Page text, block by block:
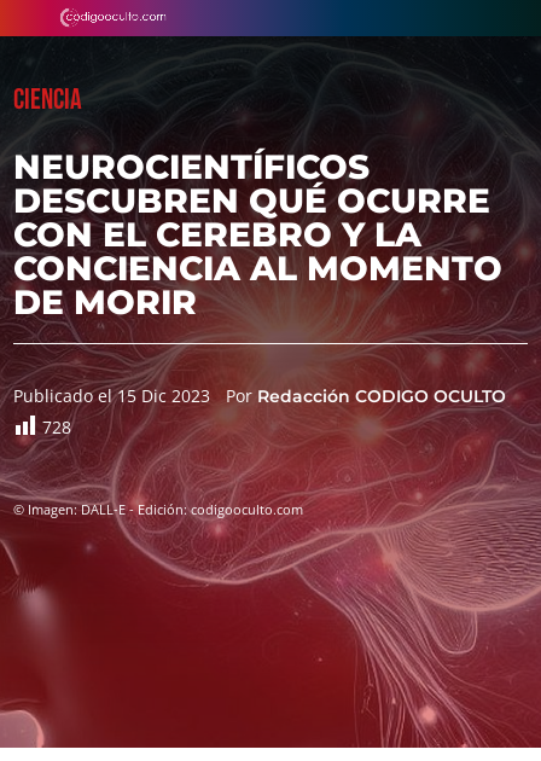
CIENCIA
NEUROCIENTÍFICOS
DESCUBREN QUÉ OCURRE
CON EL CEREBRO Y LA
CONCIENCIA AL MOMENTO
DE MORIR
Publicado el 15 Dic 2023 Por Redacción CODIGO OCULTO
728
© Imagen: DALL-E - Edición: codigooculto.com